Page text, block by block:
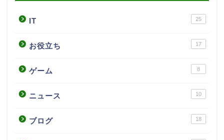
IT 25
お役立ち 17
ゲーム 8
ニュース 10
ブログ 18